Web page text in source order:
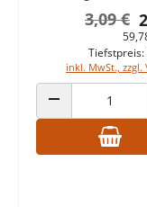
3,09 €
inkl. MwSt., zzgl.
ANZAHL